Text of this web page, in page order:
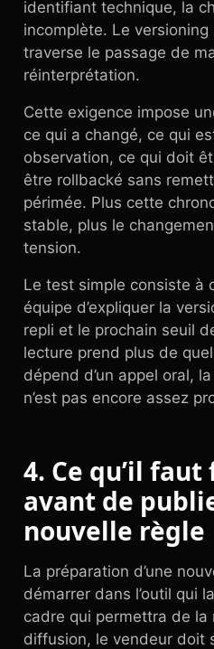
identifiant technique, la
incomplète. Le versioning
traverse le passage de
réinterprétation.
Cette exigence impose
ce qui a changé, ce qui
observation, ce qui doit
être rollbacké sans
périmée. Plus cette
stable, plus le
tension.
Le test simple consiste à
équipe d’expliquer la
repli et le prochain seuil
lecture prend plus de
dépend d’un appel oral,
n’est pas encore assez
4. Ce qu’il faut
avant de
nouvelle règle
La préparation d’une
démarrer dans l’outil qui
cadre qui permettra de la
diffusion, le vendeur doit